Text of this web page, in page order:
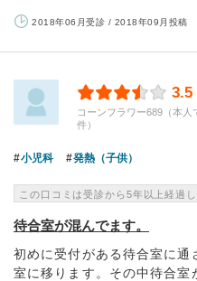
2018年06月受診 / 2018年09月投稿
3.5
コーンフラワー689（本
件）
小児科 発熱（子供）
この口コミは受診から5年以上経過し
待合室が混んでます。
初めに受付がある待合室に通
室に移ります。その中待合